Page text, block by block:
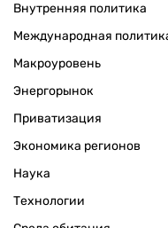
Внутренняя политика
Международная
Макроуровень
Энергорынок
Приватизация
Экономика регионов
Наука
Технологии